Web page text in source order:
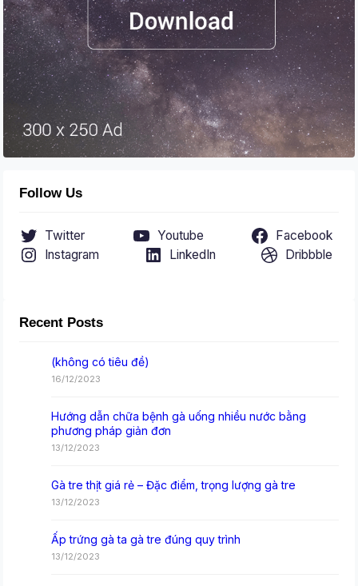
Follow Us
Twitter Youtube
Facebook
Instagram
LinkedIn Dribbble
Recent Posts
(không có tiêu đề)
16/12/2023
Hướng dẫn chữa bệnh gà uống nhiều nước bằng
phương pháp giản đơn
13/12/2023
Gà tre thịt giá rẻ – Đặc điểm, trọng lượng gà tre
13/12/2023
Ấp trứng gà ta gà tre đúng quy trình
13/12/2023